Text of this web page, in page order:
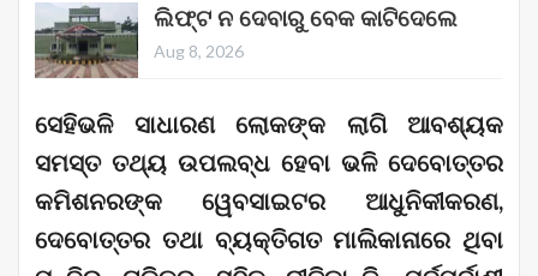
ଲିଫ୍ଟ ନ ଦେବାରୁ ବେକ କାଟିଦେଲେ
Aug 8, 2026
ସେହିଭଳି ସାଧାରଣ ଲୋକଙ୍କ ଲାଗି ଆବଶ୍ୟକ
ସମସ୍ତ ତଥ୍ୟ ଉପଲବ୍ଧ ହେବା ଭଳି ଦେବୋତ୍ତର
କମିଶନରଙ୍କ ୱେବସାଇଟର ଆଧୁନିକୀକରଣ,
ଦେବୋତ୍ତର ତଥା ବ୍ୟକ୍ତିଗତ ମାଲିକାନାରେ ଥିବା